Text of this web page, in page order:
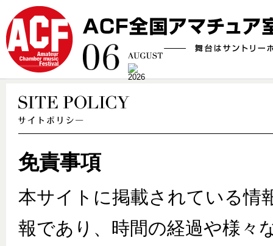
免責事項
本サイトに掲載されている情
報であり、時間の経過や様々